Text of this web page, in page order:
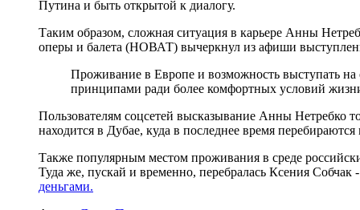
Путина и быть открытой к диалогу.
Таким образом, сложная ситуация в карьере Анны
оперы и балета (НОВАТ) вычеркнул из афиши
Проживание в Европе и возможность выступать на
принципами ради более комфортных условий
Пользователям соцсетей высказывание Анны Нетребко
находится в Дубае, куда в последнее время
Также популярным местом проживания в среде
Туда же, пускай и временно, перебралась Ксения
деньгами.